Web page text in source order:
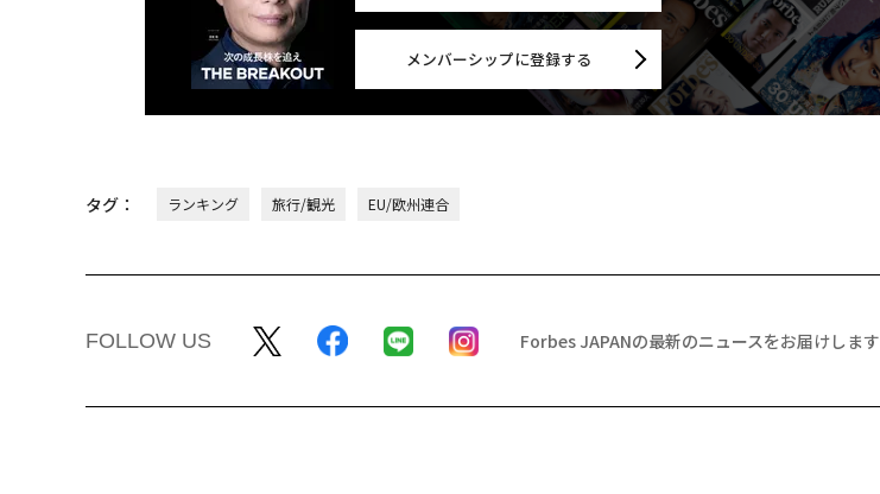
メンバーシップに登録する
タグ： ランキング 旅行/観光 EU/欧州連合
FOLLOW US Forbes JAPANの最新のニュースをお届けします